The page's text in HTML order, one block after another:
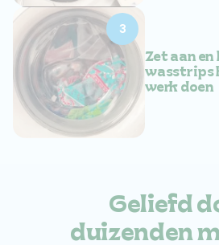
3
Zet aan
wasstrips
werk doen
Geliefd
duizenden